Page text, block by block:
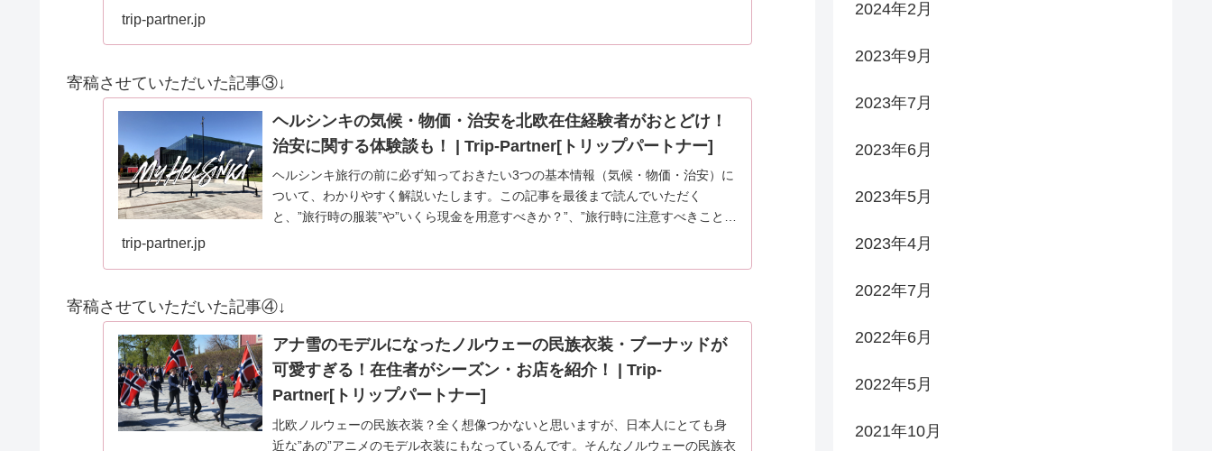
trip-partner.jp
寄稿させていただいた記事③↓
ヘルシンキの気候・物価・治安を北欧在住経験者がおとどけ！
治安に関する体験談も！ | Trip-Partner[トリップパートナー]
ヘルシンキ旅行の前に必ず知っておきたい3つの基本情報（気候・物価・治安）に
ついて、わかりやすく解説いたします。この記事を最後まで読んでいただく
と、”旅行時の服装”や”いくら現金を用意すべきか？”、”旅行時に注意すべきことは
trip-partner.jp
寄稿させていただいた記事④↓
アナ雪のモデルになったノルウェーの民族衣装・ブーナッドが
可愛すぎる！在住者がシーズン・お店を紹介！ | Trip-
Partner[トリップパートナー]
北欧ノルウェーの民族衣装？全く想像つかないと思いますが、日本人にとても身
近な”あの”アニメのモデル衣装にもなっているんです。そんなノルウェーの民族衣
2024年2月
2023年9月
2023年7月
2023年6月
2023年5月
2023年4月
2022年7月
2022年6月
2022年5月
2021年10月